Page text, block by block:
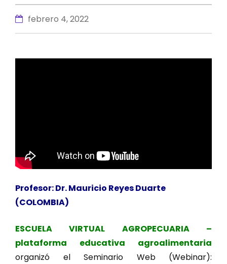
febrero 4, 2022
Profesor: Dr. Mauricio Reyes Duarte
(COLOMBIA)
ESCUELA VIRTUAL AGROPECUARIA –
plataforma educativa agroalimentaria
organizó el Seminario Web (Webinar):